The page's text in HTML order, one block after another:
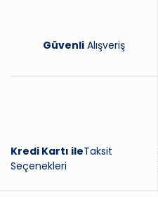
Güvenli Alışveriş
Kredi Kartı ileTaksit
Seçenekleri